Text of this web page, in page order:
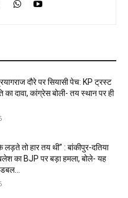
दौरे पर सियासी पेच: KP ट्रस्ट
का दावा, कांग्रेस बोली- तय स्थान पर ही
लड़ते तो हार तय थी” : बांकीपुर-दतिया
का BJP पर बड़ा हमला, बोले- यह